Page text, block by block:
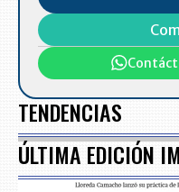
TENDENCIAS
ÚLTIMA EDICIÓN